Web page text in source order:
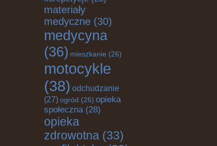
materiały
medyczne (30)
medycyna
(36) mieszkanie (26)
motocykle
(38) odchudzanie
(27) ogród (26) opieka
społeczna(28)
opieka
zdrowotna (33)